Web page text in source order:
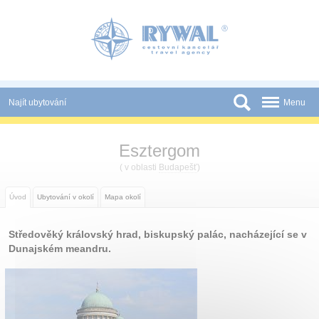
Najít ubytování
Státy
Partneři
Menu
Esztergom
( v oblasti Budapešť)
Úvod Ubytování v okolí Mapa okolí
Středověký královský hrad, biskupský palác, nacházející se v
Dunajském meandru.